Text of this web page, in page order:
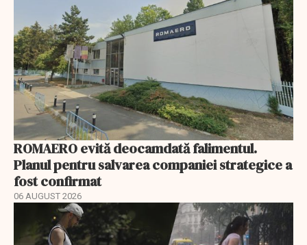
ROMAERO evită deocamdată falimentul.
Planul pentru salvarea companiei strategice a
fost confirmat
06 AUGUST 2026